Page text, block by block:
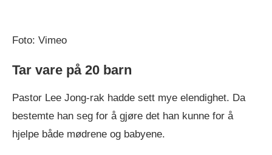
Foto: Vimeo
Tar vare på 20 barn
Pastor Lee Jong-rak hadde sett mye elendighet. Da
bestemte han seg for å gjøre det han kunne for å
hjelpe både mødrene og babyene.